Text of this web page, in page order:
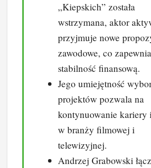
„Kiepskich” została
wstrzymana, aktor
przyjmuje nowe
zawodowe, co
stabilność finansową.
Jego umiejętność
projektów pozwala na
kontynuowanie kariery
w branży filmowej i
telewizyjnej.
Andrzej Grabowski